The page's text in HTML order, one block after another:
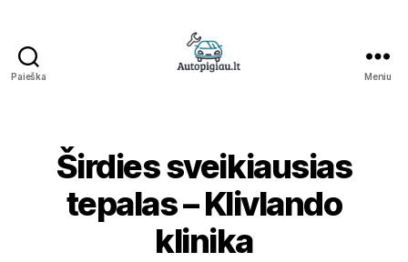
Paieška Meniu
Širdies sveikiausias
tepalas – Klivlando
klinika